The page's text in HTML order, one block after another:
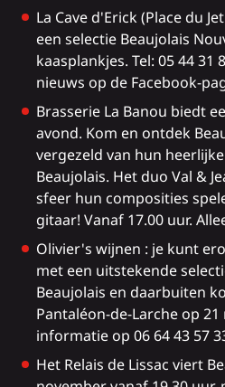
La Cave d'Erick(Place du
een selectie Beaujolais
kaasplankjes. Tel: 05 44 31
nieuws op de Facebook-
Brasserie La Banou biedt
avond. Kom en ontdek
vergezeld van hun
Beaujolais. Het duo Val &
sfeer hun composities
gitaar! Vanaf 17.00 uur.
Olivier's wijnen : je kunt
met een uitstekende
Beaujolais en daarbuiten
Pantaléon-de-Larche op
informatie op 06 64 43 57
Het Relais de Lissac viert